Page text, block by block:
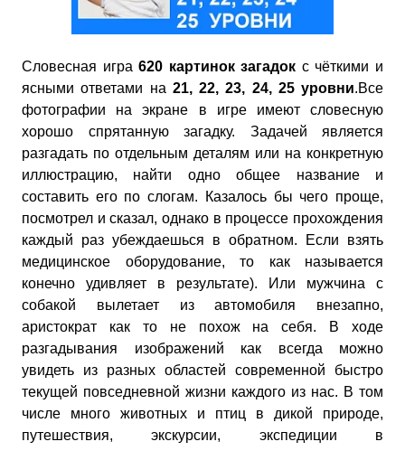
Словесная игра 620 картинок загадок с чёткими и
ясными ответами на 21, 22, 23, 24, 25 уровни.Все
фотографии на экране в игре имеют словесную
хорошо спрятанную загадку. Задачей является
разгадать по отдельным деталям или на конкретную
иллюстрацию, найти одно общее название и
составить его по слогам. Казалось бы чего проще,
посмотрел и сказал, однако в процессе прохождения
каждый раз убеждаешься в обратном. Если взять
медицинское оборудование, то как называется
конечно удивляет в результате). Или мужчина с
собакой вылетает из автомобиля внезапно,
аристократ как то не похож на себя. В ходе
разгадывания изображений как всегда можно
увидеть из разных областей современной быстро
текущей повседневной жизни каждого из нас. В том
числе много животных и птиц в дикой природе,
путешествия, экскурсии, экспедиции в